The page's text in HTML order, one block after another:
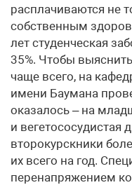
расплачиваются не
собственным
лет студенческая
35%. Чтобы
чаще всего, на
имени Баумана
оказалось – на
и вегетососудистая
второкурскники
их всего на год.
перенапряжением